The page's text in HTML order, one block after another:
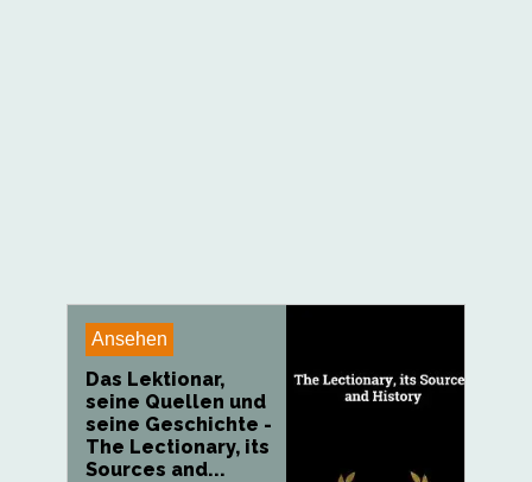
Ansehen
Das Lektionar,
seine Quellen und
seine Geschichte -
The Lectionary, its
Sources and...